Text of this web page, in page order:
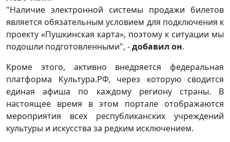
"Наличие электронной системы продажи билетов
является обязательным условием для подключения к
проекту «Пушкинская карта», поэтому к ситуации мы
подошли подготовленными", -добавил он.
Кроме этого, активно внедряется федеральная
платформа Культура.РФ, через которую сводится
единая афиша по каждому региону страны. В
настоящее время в этом портале отображаются
мероприятия всех республиканских учреждений
культуры и искусства за редким исключением.